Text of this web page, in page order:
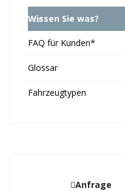
Wissen Sie was?
FAQ für Kunden*
Glossar
Fahrzeugtypen
Anfrage